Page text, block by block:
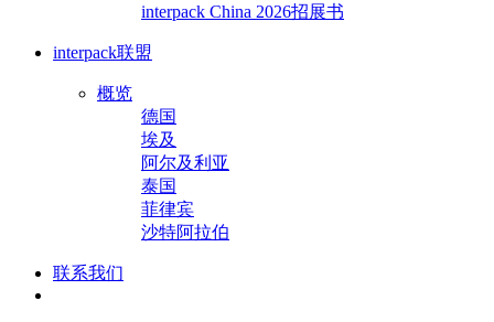
interpack China 2026招展书
interpack联盟
概览
德国
埃及
阿尔及利亚
泰国
菲律宾
沙特阿拉伯
联系我们